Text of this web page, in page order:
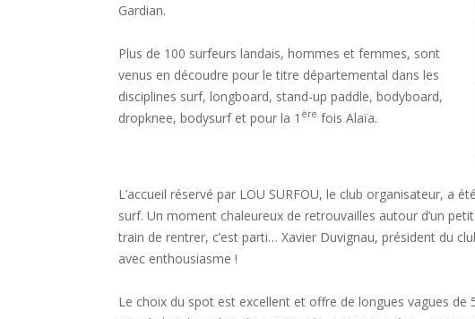
Gardian.
Plus de 100 surfeurs landais, hommes et femmes, sont
venus en découdre pour le titre départemental dans les
disciplines surf, longboard, stand-up paddle, bodyboard,
dropknee, bodysurf et pour la 1 ère fois Alaïa.
L’accueil réservé par LOU SURFOU, le club organisateur, a
surf. Un moment chaleureux de retrouvailles autour d’un
train de rentrer, c’est parti… Xavier Duvignau, président du
avec enthousiasme !
Le choix du spot est excellent et offre de longues vagues